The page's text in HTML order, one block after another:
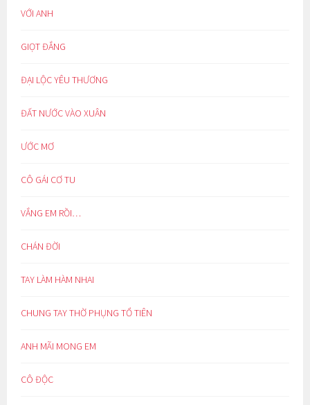
VỚI ANH
GIỌT ĐẮNG
ĐẠI LỘC YÊU THƯƠNG
ĐẤT NƯỚC VÀO XUÂN
ƯỚC MƠ
CÔ GÁI CƠ TU
VẮNG EM RỒI…
CHÁN ĐỜI
TAY LÀM HÀM NHAI
CHUNG TAY THỜ PHỤNG TỔ TIÊN
ANH MÃI MONG EM
CÔ ĐỘC